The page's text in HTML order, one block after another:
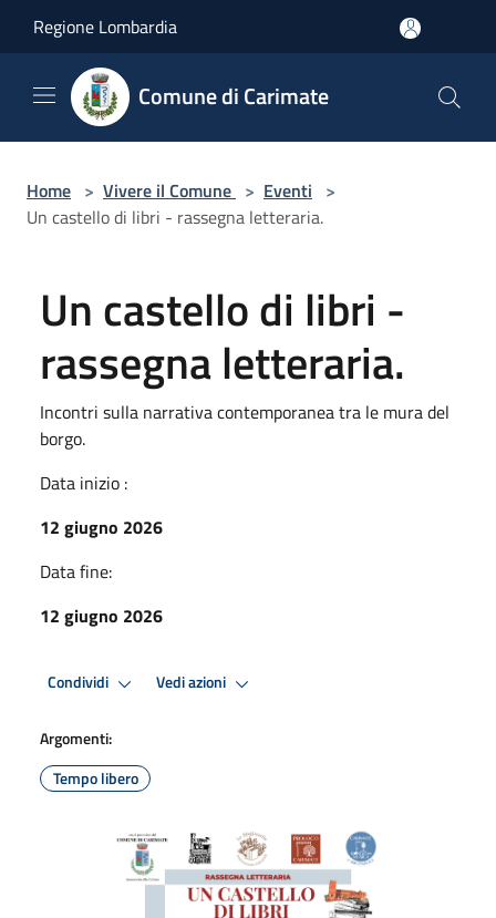
Regione Lombardia
Comune di Carimate
Home > Vivere il Comune > Eventi >
Un castello di libri - rassegna letteraria.
Un castello di libri -
rassegna letteraria.
Incontri sulla narrativa contemporanea tra le mura del
borgo.
Data inizio :
12 giugno 2026
Data fine:
12 giugno 2026
Condividi Vedi azioni
Argomenti:
Tempo libero